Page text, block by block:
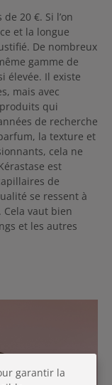
20 €. Si l’on
et la longue
De nombreux
gamme de
élevée. Il existe
mais avec
qui
de recherche
la texture et
cela ne
est
de
se ressent à
vaut bien
et les autres
garantir la